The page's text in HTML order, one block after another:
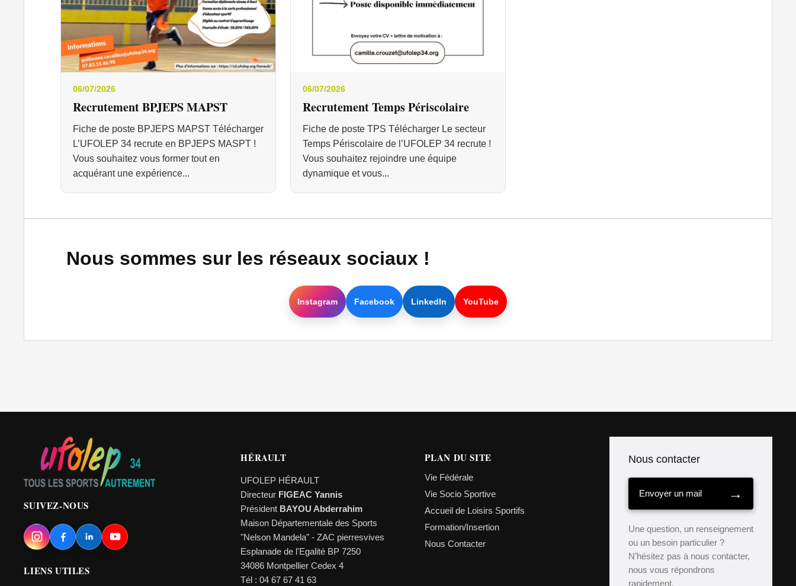
06/07/2026
Recrutement BPJEPS MAPST
Fiche de poste BPJEPS MAPST Télécharger
L’UFOLEP 34 recrute en BPJEPS MASPT !
Vous souhaitez vous former tout en
acquérant une expérience...
06/07/2026
Recrutement Temps Périscolaire
Fiche de poste TPS Télécharger Le secteur
Temps Périscolaire de l’UFOLEP 34 recrute !
Vous souhaitez rejoindre une équipe
dynamique et vous...
Nous sommes sur les réseaux sociaux !
Instagram Facebook LinkedIn YouTube
SUIVEZ-NOUS
LIENS UTILES
HÉRAULT
UFOLEP HÉRAULT
Directeur FIGEAC Yannis
Président BAYOU Abderrahim
Maison Départementale des Sports
"Nelson Mandela" - ZAC pierresvives
Esplanade de l'Egalité BP 7250
34086 Montpellier Cedex 4
Tél : 04 67 67 41 63
PLAN DU SITE
Vie Fédérale
Vie Socio Sportive
Accueil de Loisirs Sportifs
Formation/Insertion
Nous Contacter
Nous contacter
Envoyer un mail →
Une question, un renseignement
ou un besoin particulier ?
N’hésitez pas à nous contacter,
nous vous répondrons
rapidement.